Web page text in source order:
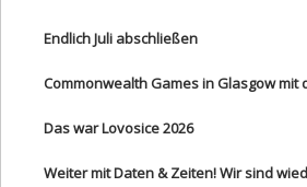
Endlich Juli abschließen
Commonwealth Games in Glasgow mit
Das war Lovosice 2026
Weiter mit Daten & Zeiten! Wir sind